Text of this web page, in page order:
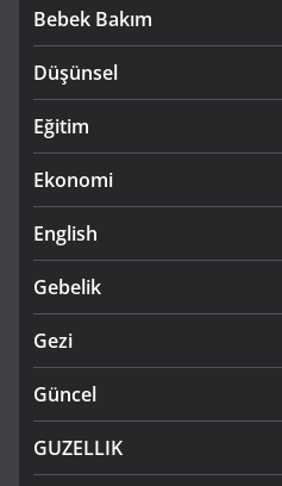
Bebek Bakım
Düşünsel
Eğitim
Ekonomi
English
Gebelik
Gezi
Güncel
GUZELLIK